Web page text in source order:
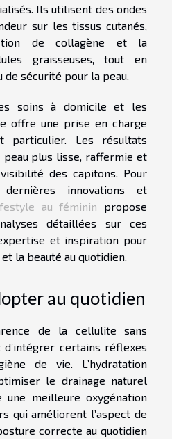
Ils utilisent des ondes
sur les tissus cutanés,
de collagène et la
graisseuses, tout en
de sécurité pour la peau.
soins à domicile et les
offre une prise en charge
particulier. Les résultats
peau plus lisse, raffermie et
des capitons. Pour
innovations et
au féminin propose
détaillées sur ces
et inspiration pour
la beauté au quotidien.
au quotidien
de la cellulite sans
certains réflexes
de vie. L’hydratation
le drainage naturel
meilleure oxygénation
qui améliorent l’aspect de
correcte au quotidien